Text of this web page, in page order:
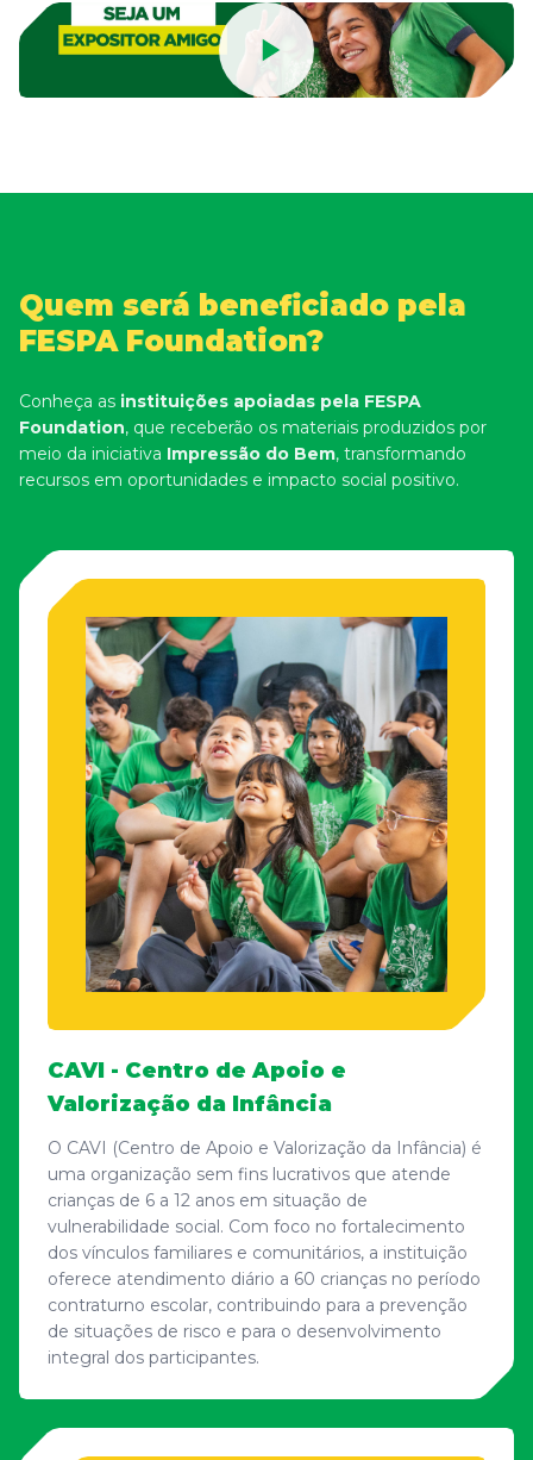
Quem será beneficiado pela
FESPA Foundation?
Conheça as instituições apoiadas pela FESPA
Foundation, que receberão os materiais produzidos por
meio da iniciativa Impressão do Bem, transformando
recursos em oportunidades e impacto social positivo.
CAVI - Centro de Apoio e
Valorização da Infância
O CAVI (Centro de Apoio e Valorização da Infância) é
uma organização sem fins lucrativos que atende
crianças de 6 a 12 anos em situação de
vulnerabilidade social. Com foco no fortalecimento
dos vínculos familiares e comunitários, a instituição
oferece atendimento diário a 60 crianças no período
contraturno escolar, contribuindo para a prevenção
de situações de risco e para o desenvolvimento
integral dos participantes.